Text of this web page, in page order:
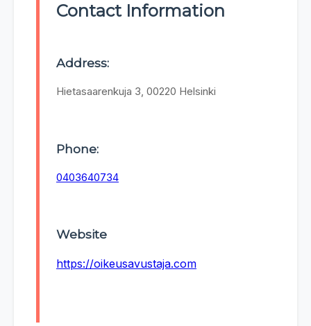
Contact Information
Address:
Hietasaarenkuja 3, 00220 Helsinki
Phone:
0403640734
Website
https://oikeusavustaja.com